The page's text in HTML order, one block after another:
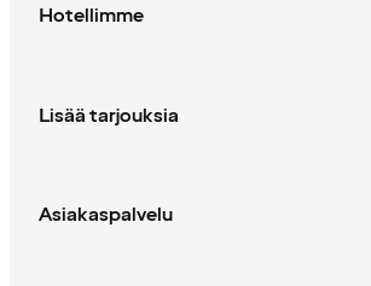
Hotellimme
Lisää tarjouksia
Asiakaspalvelu